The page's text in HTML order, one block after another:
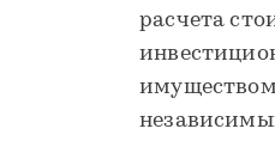
расчета
имуществом